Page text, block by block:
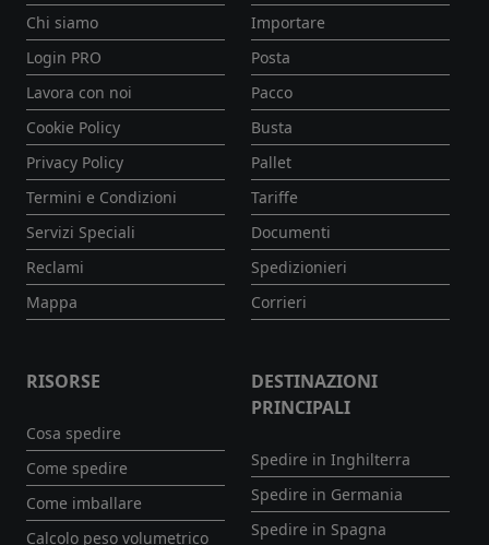
Chi siamo
Login PRO
Lavora con noi
Cookie Policy
Privacy Policy
Termini e Condizioni
Servizi Speciali
Reclami
Mappa
Importare
Posta
Pacco
Busta
Pallet
Tariffe
Documenti
Spedizionieri
Corrieri
RISORSE
Cosa spedire
Come spedire
Come imballare
Calcolo peso volumetrico
DESTINAZIONI
PRINCIPALI
Spedire in Inghilterra
Spedire in Germania
Spedire in Spagna